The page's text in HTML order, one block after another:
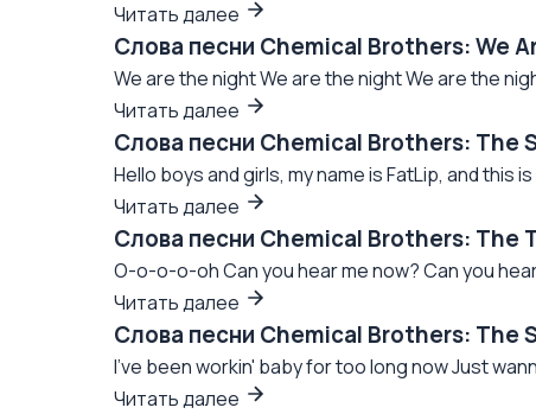
Читать далее
Слова песни Chemical Brothers: We
We are the night We are the night We are the
Читать далее
Слова песни Chemical Brothers: The
Hello boys and girls, my name is FatLip, and this
Читать далее
Слова песни Chemical Brothers: The
O-o-o-o-oh Can you hear me now? Can you
Читать далее
Слова песни Chemical Brothers: The
I've been workin' baby for too long now Just
Читать далее